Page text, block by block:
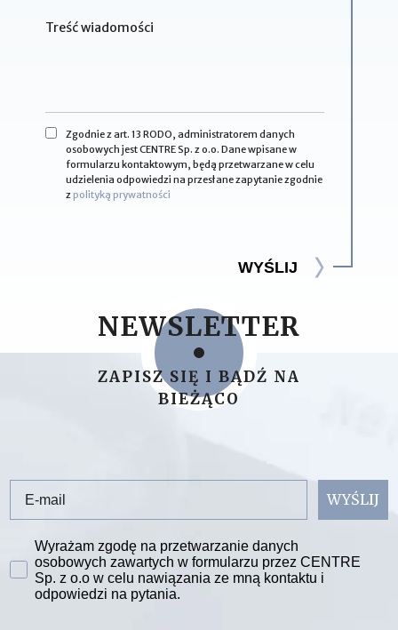
Zgodnie z art. 13 RODO, administratorem danych
osobowych jest CENTRE Sp. z o.o. Dane wpisane w
formularzu kontaktowym, będą przetwarzane w celu
udzielenia odpowiedzi na przesłane zapytanie zgodnie
zpolityką prywatności
WYŚLIJ
NEWSLETTER
ZAPISZ SIĘ I BĄDŹ NA
BIEŻĄCO
WYŚLIJ
Zgoda na przetwarzanie danych
Wyrażam zgodę na przetwarzanie danych
osobowych zawartych w formularzu przez CENTRE
Sp. z o.o w celu nawiązania ze mną kontaktu i
odpowiedzi na pytania.